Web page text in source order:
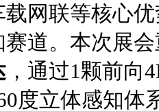
网联等核心
道。本次展
，通过1颗前向
度立体感知体